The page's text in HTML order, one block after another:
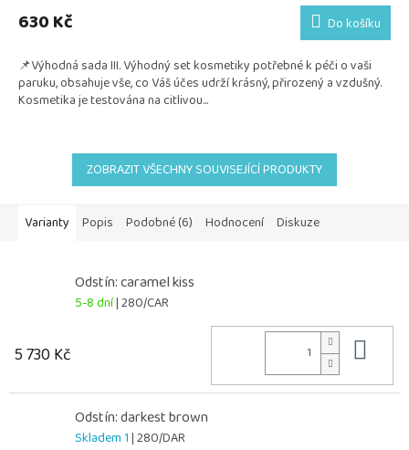
produktu
je
z
5
hvězdiček.
630 Kč Do košíku
📌Výhodná sada III. Výhodný set kosmetiky potřebné k péči o vaši
paruku, obsahuje vše, co Váš účes udrží krásný, přirozený a vzdušný.
Kosmetika je testována na citlivou...
ZOBRAZIT VŠECHNY SOUVISEJÍCÍ PRODUKTY
Varianty Popis Podobné (6) Hodnocení Diskuze
Odstín: caramel kiss
5-8 dní| 280/CAR
5 730 Kč
Odstín: darkest brown
Skladem 1| 280/DAR